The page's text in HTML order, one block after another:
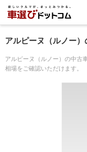
アルピーヌ（ルノー
アルピーヌ（ルノー）の中古
相場をご確認いただけます。